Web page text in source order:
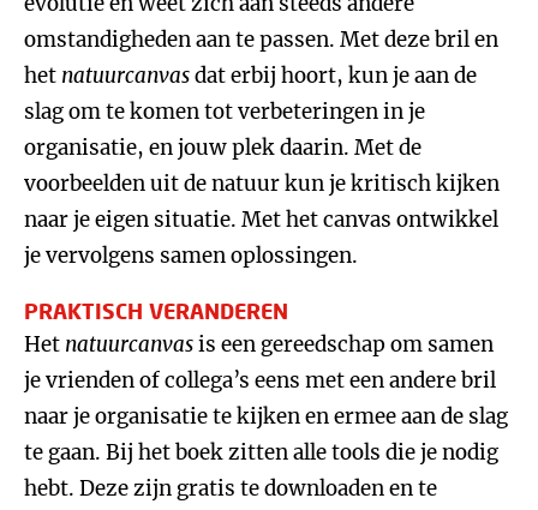
omstandigheden aan te passen. Met deze bril en
het natuurcanvasdat erbij hoort, kun je aan de
slag om te komen tot verbeteringen in je
organisatie, en jouw plek daarin. Met de
voorbeelden uit de natuur kun je kritisch kijken
naar je eigen situatie. Met het canvas ontwikkel
je vervolgens samen oplossingen.
PRAKTISCH VERANDEREN
Het natuurcanvasis een gereedschap om samen
je vrienden of collega’s eens met een andere bril
naar je organisatie te kijken en ermee aan de slag
te gaan. Bij het boek zitten alle tools die je nodig
hebt. Deze zijn gratis te downloaden en te